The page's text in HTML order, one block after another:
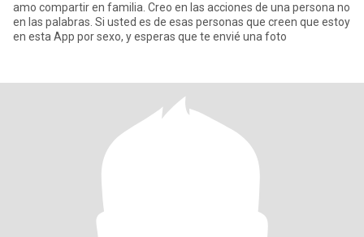
amo compartir en familia. Creo en las acciones de una persona no
en las palabras. Si usted es de esas personas que creen que estoy
en esta App por sexo, y esperas que te envié una foto